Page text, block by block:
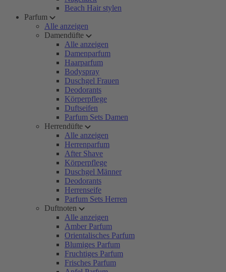
Beach Hair stylen
Parfum
Alle anzeigen
Damendüfte
Alle anzeigen
Damenparfum
Haarparfum
Bodyspray
Duschgel Frauen
Deodorants
Körperpflege
Duftseifen
Parfum Sets Damen
Herrendüfte
Alle anzeigen
Herrenparfum
After Shave
Körperpflege
Duschgel Männer
Deodorants
Herrenseife
Parfum Sets Herren
Duftnoten
Alle anzeigen
Amber Parfum
Orientalisches Parfum
Blumiges Parfum
Fruchtiges Parfum
Frisches Parfum